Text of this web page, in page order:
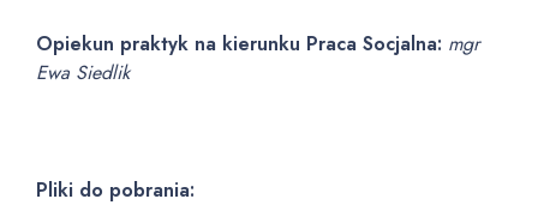
Opiekun praktyk na kierunku Praca Socjalna: mgr
Ewa Siedlik
Pliki do pobrania: